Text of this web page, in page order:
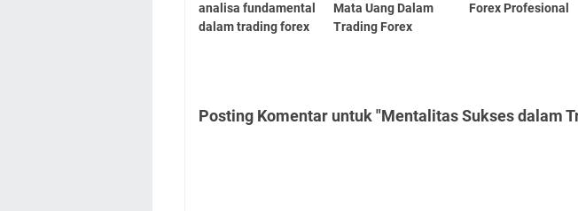
analisa fundamental
dalam trading forex
Mata Uang Dalam
Trading Forex
Forex Profesional
Posting Komentar untuk "Mentalitas Sukses dalam